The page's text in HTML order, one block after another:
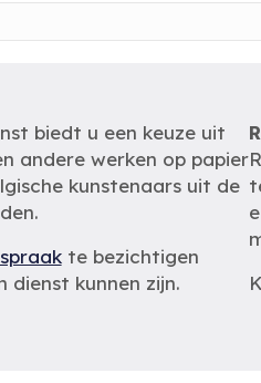
biedt u een keuze uit
andere werken op papier
kunstenaars uit de
te bezichtigen
kunnen zijn.